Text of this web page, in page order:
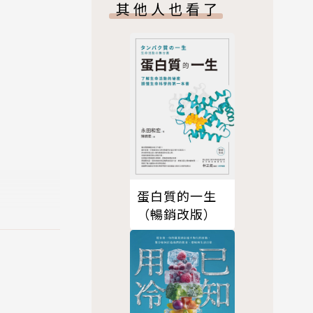
其他人也看了
蛋白質的一生
（暢銷改版）